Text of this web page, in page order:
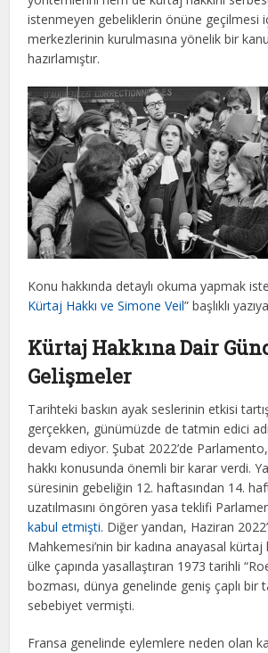
istenmeyen gebeliklerin önüne geçilmesi
merkezlerinin kurulmasına yönelik bir
hazırlamıştır.
Konu hakkında detaylı okuma yapmak
Kürtaj Hakkı ve Simone Veil” başlıklı
Kürtaj Hakkına Dair
Gelişmeler
Tarihteki baskın ayak seslerinin etkisi
gerçekken, günümüzde de tatmin edici
devam ediyor. Şubat 2022’de
hakkı konusunda önemli bir karar verdi.
süresinin gebeliğin 12. haftasından 14.
uzatılmasını öngören yasa teklifi
kabul etmişti. Diğer yandan, Haziran
Mahkemesi’nin bir kadına anayasal kürtaj
ülke çapında yasallaştıran 1973 tarihli
bozması, dünya genelinde geniş çaplı bir
sebebiyet vermişti.
Fransa genelinde eylemlere neden olan